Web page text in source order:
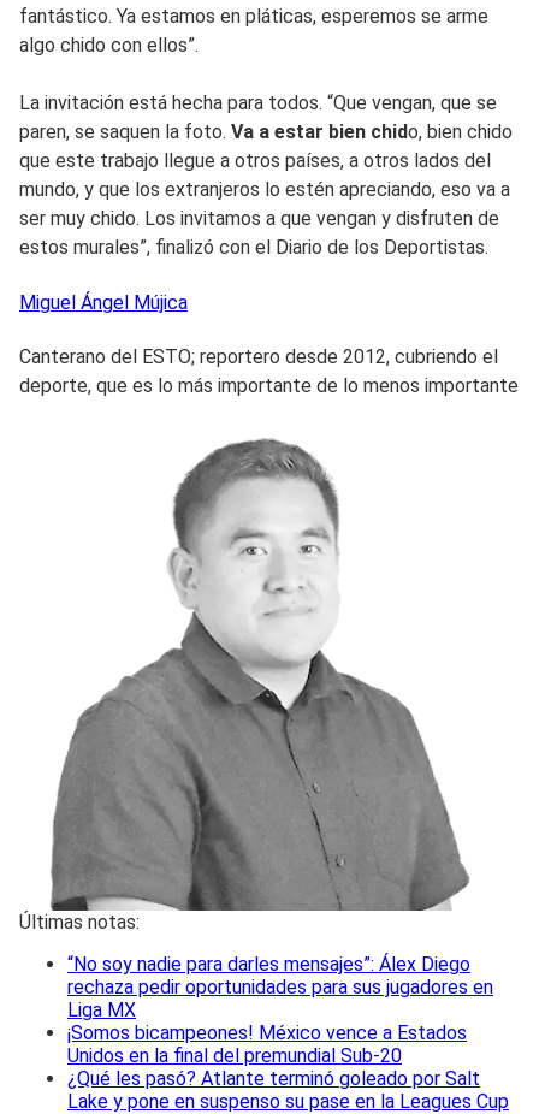
fantástico. Ya estamos en pláticas, esperemos se arme
algo chido con ellos”.
La invitación está hecha para todos. “Que vengan, que se
paren, se saquen la foto. Va a estar bien chido, bien chido
que este trabajo llegue a otros países, a otros lados del
mundo, y que los extranjeros lo estén apreciando, eso va a
ser muy chido. Los invitamos a que vengan y disfruten de
estos murales”, finalizó con el Diario de los Deportistas.
Miguel Ángel Mújica
Canterano del ESTO; reportero desde 2012, cubriendo el
deporte, que es lo más importante de lo menos importante
Últimas notas:
“No soy nadie para darles mensajes”: Álex Diego
rechaza pedir oportunidades para sus jugadores en
Liga MX
¡Somos bicampeones! México vence a Estados
Unidos en la final del premundial Sub-20
¿Qué les pasó? Atlante terminó goleado por Salt
Lake y pone en suspenso su pase en la Leagues Cup